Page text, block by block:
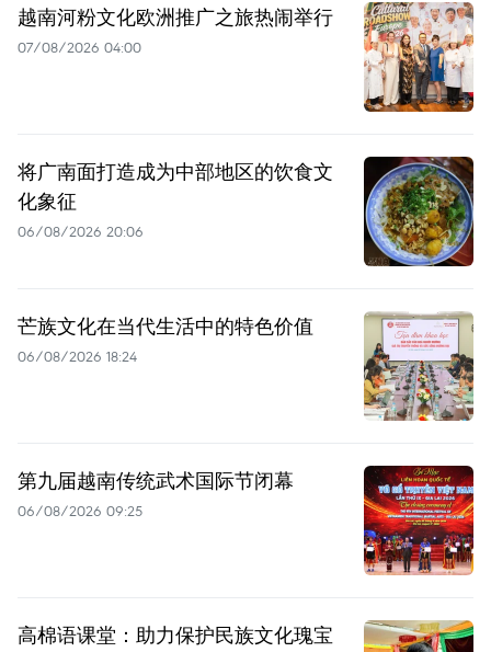
越南河粉文化欧洲推广之旅热闹举行
07/08/2026 04:00
将广南面打造成为中部地区的饮食文
化象征
06/08/2026 20:06
芒族文化在当代生活中的特色价值
06/08/2026 18:24
第九届越南传统武术国际节闭幕
06/08/2026 09:25
高棉语课堂：助力保护民族文化瑰宝